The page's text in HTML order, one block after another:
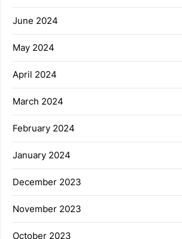
June 2024
May 2024
April 2024
March 2024
February 2024
January 2024
December 2023
November 2023
October 2023